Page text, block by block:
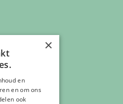
×
en
en om ons
ook